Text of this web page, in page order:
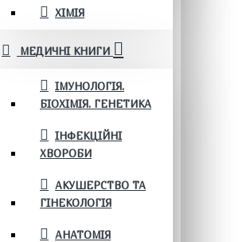
ХІМІЯ
МЕДИЧНІ КНИГИ
ІМУНОЛОГІЯ.
БІОХІМІЯ. ГЕНЕТИКА
ІНФЕКЦІЙНІ
ХВОРОБИ
АКУШЕРСТВО ТА
ГІНЕКОЛОГІЯ
АНАТОМІЯ